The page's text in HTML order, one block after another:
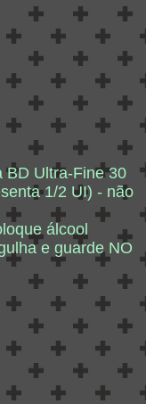
BD Ultra-Fine 30
1/2 UI) - não
álcool
e guarde NO